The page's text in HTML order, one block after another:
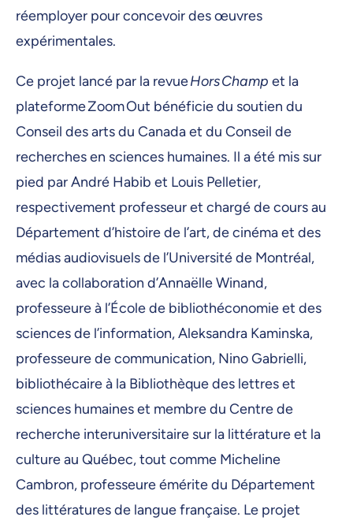
réemployer pour concevoir des œuvres
expérimentales.
Ce projet lancé par la revueHors Champ et la
plateforme Zoom Out bénéficie du soutien du
Conseil des arts du Canada et du Conseil de
recherches en sciences humaines. Il a été mis sur
pied par André Habib et Louis Pelletier,
respectivement professeur et chargé de cours au
Département d’histoire de l’art, de cinéma et des
médias audiovisuels de l’Université de Montréal,
avec la collaboration d’Annaëlle Winand,
professeure à l’École de bibliothéconomie et des
sciences de l’information, Aleksandra Kaminska,
professeure de communication, Nino Gabrielli,
bibliothécaire à la Bibliothèque des lettres et
sciences humaines et membre du Centre de
recherche interuniversitaire sur la littérature et la
culture au Québec, tout comme Micheline
Cambron, professeure émérite du Département
des littératures de langue française. Le projet